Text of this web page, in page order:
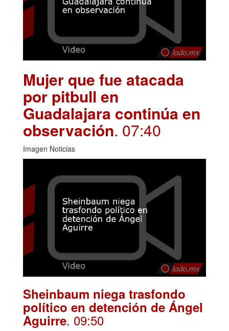
Mujer que fue atacada
por pitbull en
Guadalajara continúa en
observación. 07:40
Imagen Noticias
Sheinbaum niega trasfondo
político en detención de Ángel
Aguirre. 09:50